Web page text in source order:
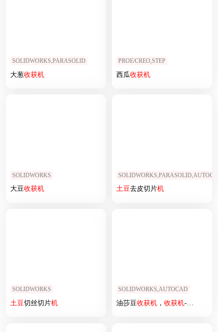
SOLIDWORKS,PARASOLID
大葱收获机
PROE/CREO,STEP
西瓜收获机
SOLIDWORKS
大豆收获机 土豆去皮切片机
SOLIDWORKS
土豆切丝切片机
SOLIDWORKS,AUTOCAD
油莎豆收获机， 收获机--1817220-400